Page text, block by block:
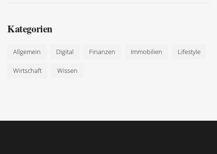
Kategorien
Allgemein Digital Finanzen Immobilien Lifestyle
Wirtschaft Wissen